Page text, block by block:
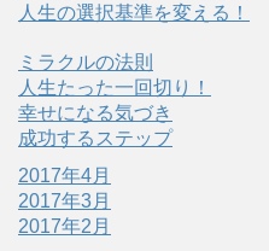
人生の選択基準を変える！
ミラクルの法則
人生たった一回切り！
幸せになる気づき
成功するステップ
2017年4月
2017年3月
2017年2月